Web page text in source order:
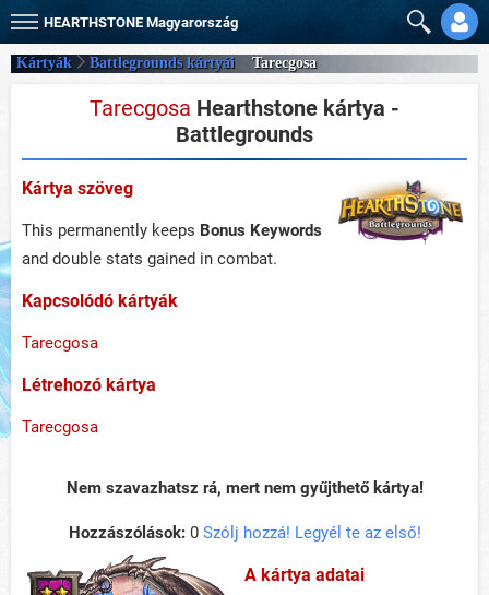
HEARTHSTONE Magyarország
Kártyák Battlegrounds kártyái Tarecgosa
Tarecgosa Hearthstone kártya -
Battlegrounds
Kártya szöveg
This permanently keeps Bonus Keywords
and double stats gained in combat.
Kapcsolódó kártyák
Tarecgosa
Létrehozó kártya
Tarecgosa
Nem szavazhatsz rá, mert nem gyűjthető kártya!
Hozzászólások:0 Szólj hozzá! Legyél te az első!
A kártya adatai